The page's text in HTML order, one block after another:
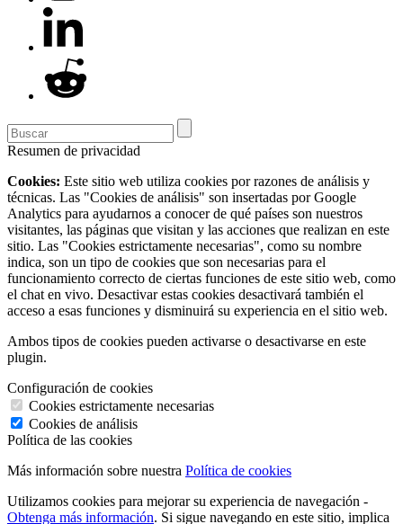
Resumen de privacidad
Cookies: Este sitio web utiliza cookies por razones de análisis y
técnicas. Las "Cookies de análisis" son insertadas por Google
Analytics para ayudarnos a conocer de qué países son nuestros
visitantes, las páginas que visitan y las acciones que realizan en este
sitio. Las "Cookies estrictamente necesarias", como su nombre
indica, son un tipo de cookies que son necesarias para el
funcionamiento correcto de ciertas funciones de este sitio web, como
el chat en vivo. Desactivar estas cookies desactivará también el
acceso a esas funciones y disminuirá su experiencia en el sitio web.
Ambos tipos de cookies pueden activarse o desactivarse en este
plugin.
Configuración de cookies
Cookies estrictamente necesarias
Cookies de análisis
Política de las cookies
Más información sobre nuestra Política de cookies
Utilizamos cookies para mejorar su experiencia de navegación -
Obtenga más información. Si sigue navegando en este sitio, implica